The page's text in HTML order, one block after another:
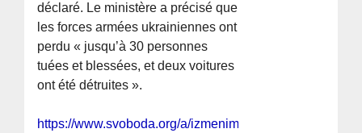
déclaré. Le ministère a précisé que
les forces armées ukrainiennes ont
perdu « jusqu’à 30 personnes
tuées et blessées, et deux voitures
ont été détruites ».
https://www.svoboda.org/a/izmenimsya-